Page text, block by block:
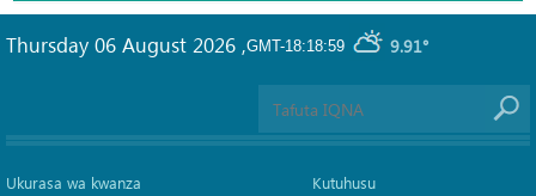
GMT-18:18:59 9.91°
Thursday 06 August 2026 ,
Ukurasa wa kwanza
Kutuhusu